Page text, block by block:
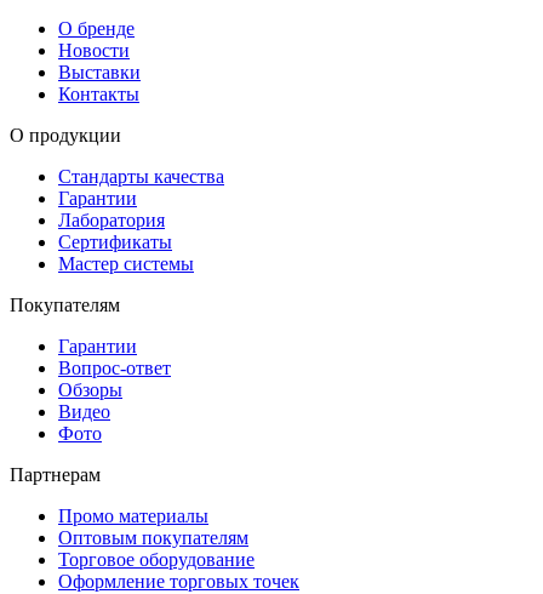
О бренде
Новости
Выставки
Контакты
О продукции
Стандарты качества
Гарантии
Лаборатория
Сертификаты
Мастер системы
Покупателям
Гарантии
Вопрос-ответ
Обзоры
Видео
Фото
Партнерам
Промо материалы
Оптовым покупателям
Торговое оборудование
Оформление торговых точек